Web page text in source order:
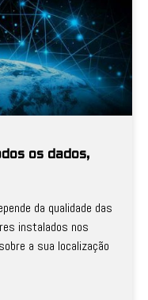
os dados,
da qualidade das
instalados nos
a sua localização